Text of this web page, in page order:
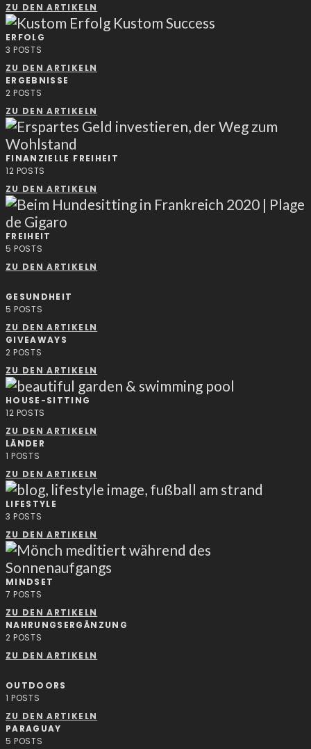
ZU DEN ARTIKELN
ERFOLG
3 POSTS
ZU DEN ARTIKELN
ERGEBNISSE
2 POSTS
ZU DEN ARTIKELN
FINANZIELLE FREIHEIT
12 POSTS
ZU DEN ARTIKELN
FREIHEIT
5 POSTS
ZU DEN ARTIKELN
GESUNDHEIT
5 POSTS
ZU DEN ARTIKELN
GIVEAWAYS
2 POSTS
ZU DEN ARTIKELN
HOUSE-SITTING
12 POSTS
ZU DEN ARTIKELN
LÄNDER
1 POSTS
ZU DEN ARTIKELN
LIFESTYLE
3 POSTS
ZU DEN ARTIKELN
MINDSET
7 POSTS
ZU DEN ARTIKELN
NAHRUNGSERGÄNZUNG
2 POSTS
ZU DEN ARTIKELN
OUTDOORS
1 POSTS
ZU DEN ARTIKELN
PARAGUAY
5 POSTS